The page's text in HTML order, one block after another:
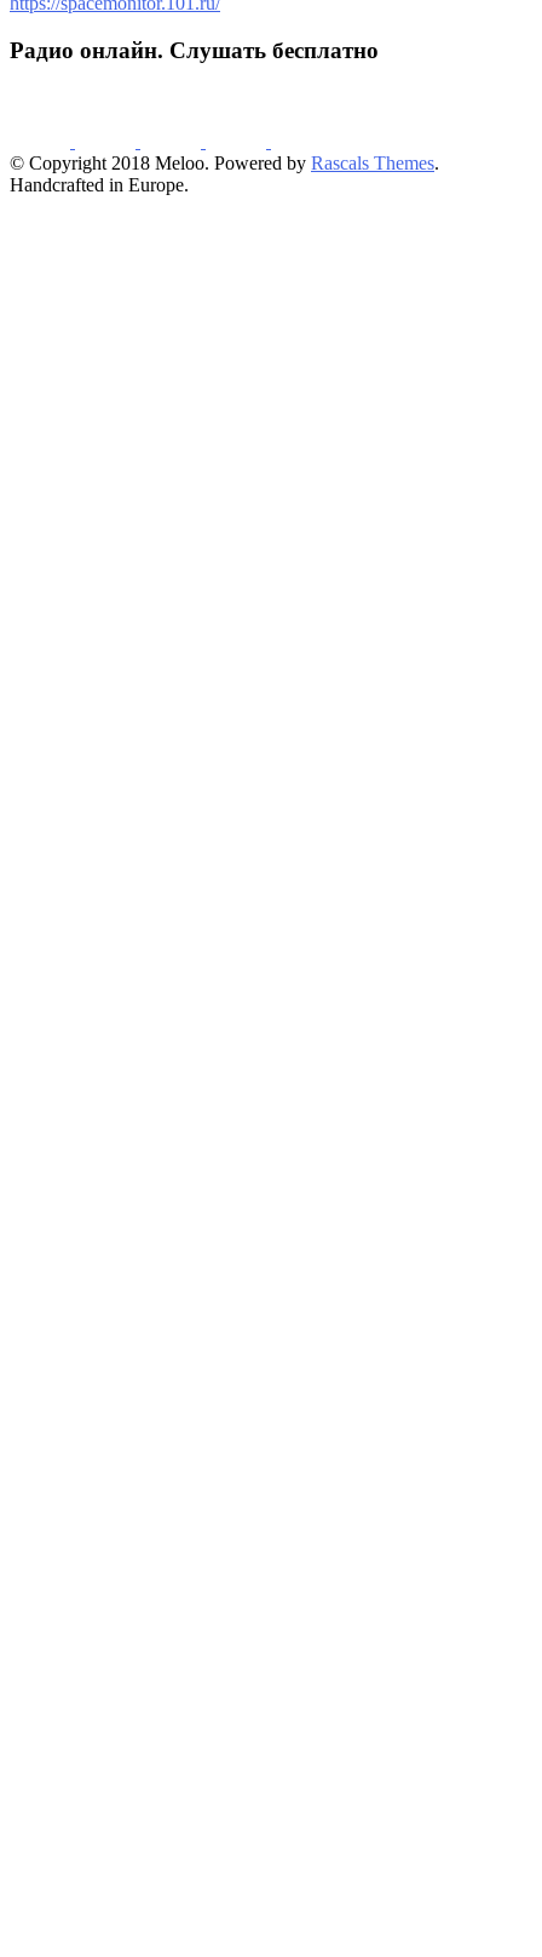
Радио онлайн. Слушать бесплатно
© Copyright 2018 Meloo. Powered by Rascals Themes.
Handcrafted in Europe.